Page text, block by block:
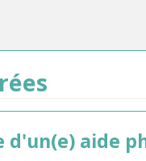
d'un(e) aide